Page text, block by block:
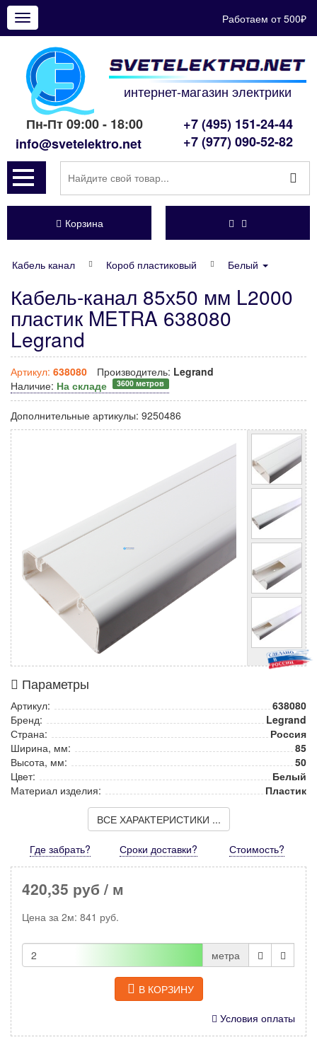
Показать
меню
Работаем от 500₽
интернет-магазин электрики
Пн-Пт 09:00 - 18:00
info@svetelektro.net
+7 (495) 151-24-44
+7 (977) 090-52-82
Корзина
Кабель канал Короб пластиковый Белый
Кабель-канал 85х50 мм L2000
пластик METRA 638080
Legrand
Артикул: 638080 Производитель: Legrand
Наличие: На складе 3600 метров
Дополнительные артикулы: 9250486
Параметры
Артикул:
638080
Бренд:
Legrand
Страна:
Россия
Ширина, мм:
85
Высота, мм:
50
Цвет:
Белый
Материал изделия:
Пластик
ВСЕ ХАРАКТЕРИСТИКИ ...
Где забрать? Сроки доставки? Стоимость?
420,35 руб / м
Цена за 2м: 841 руб.
метра
В КОРЗИНУ
Условия оплаты